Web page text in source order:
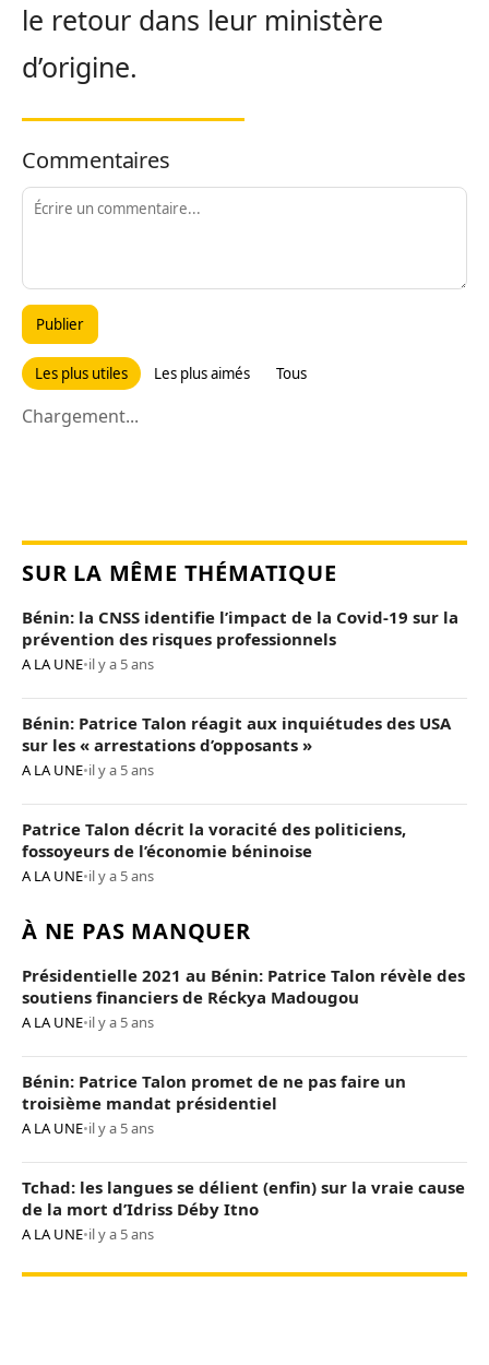
le retour dans leur ministère
d’origine.
Commentaires
Publier
Les plus utiles Les plus aimés Tous
Chargement...
SUR LA MÊME THÉMATIQUE
Bénin: la CNSS identifie l’impact de la Covid-19 sur la
prévention des risques professionnels
A LA UNE•il y a 5 ans
Bénin: Patrice Talon réagit aux inquiétudes des USA
sur les « arrestations d’opposants »
A LA UNE•il y a 5 ans
Patrice Talon décrit la voracité des politiciens,
fossoyeurs de l’économie béninoise
A LA UNE•il y a 5 ans
À NE PAS MANQUER
Présidentielle 2021 au Bénin: Patrice Talon révèle des
soutiens financiers de Réckya Madougou
A LA UNE•il y a 5 ans
Bénin: Patrice Talon promet de ne pas faire un
troisième mandat présidentiel
A LA UNE•il y a 5 ans
Tchad: les langues se délient (enfin) sur la vraie cause
de la mort d’Idriss Déby Itno
A LA UNE•il y a 5 ans